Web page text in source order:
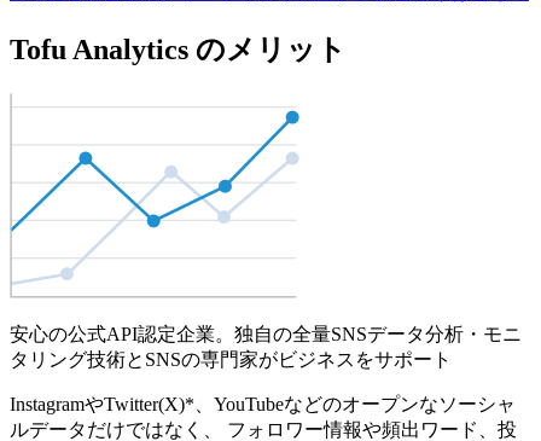
Tofu Analytics のメリット
安心の公式API認定企業。独自の全量SNSデータ分析・モニ
タリング技術とSNSの専門家がビジネスをサポート
InstagramやTwitter(X)*、YouTubeなどのオープンなソーシャ
ルデータだけではなく、 フォロワー情報や頻出ワード、投